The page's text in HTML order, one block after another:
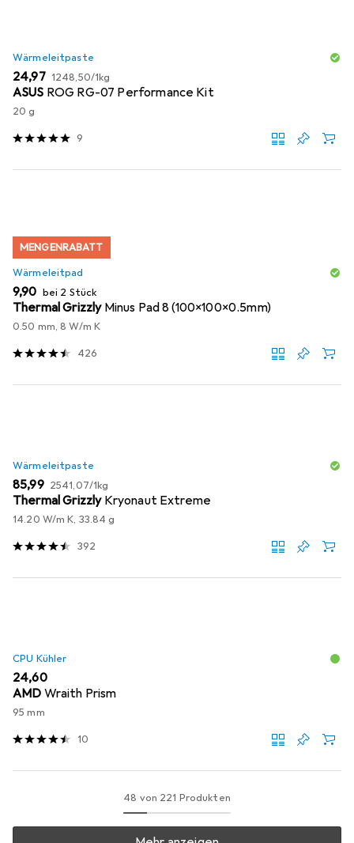
Wärmeleitpaste
EUR
24,97 EUR
1248,50/1kg
ASUS ROG RG-07 Performance Kit
20 g
9
MENGENRABATT
Wärmeleitpad
EUR
9,90 bei 2 Stück
Thermal Grizzly Minus Pad 8 (100x100x0.5mm)
0.50 mm, 8 W/m K
426
Wärmeleitpaste
EUR
85,99 EUR
2541,07/1kg
Thermal Grizzly Kryonaut Extreme
14.20 W/m K, 33.84 g
392
CPU Kühler
EUR
24,60
AMD Wraith Prism
95 mm
10
48 von 221 Produkten